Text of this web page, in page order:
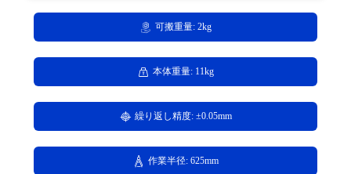
可搬重量: 2kg
本体重量: 11kg
繰り返し精度: ±0.05mm
作業半径: 625mm